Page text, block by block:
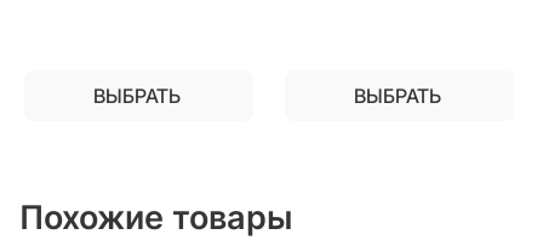
ВЫБРАТЬ ВЫБРАТЬ
Похожие товары